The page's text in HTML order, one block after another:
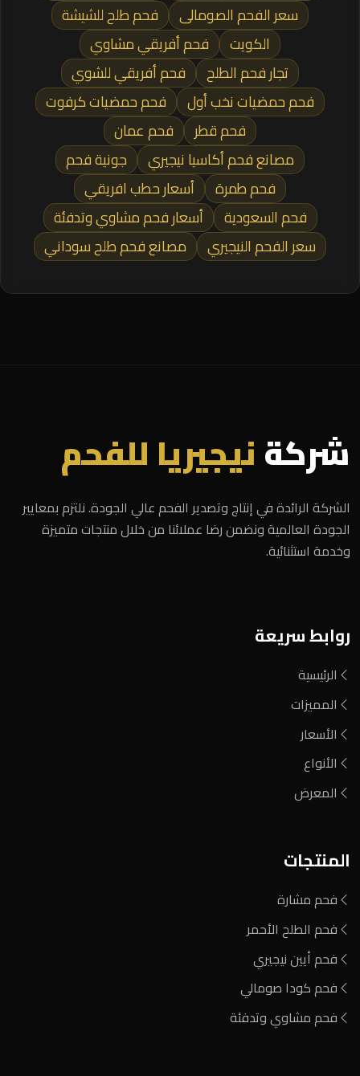
سعر الفحم الصومالى
فحم طلح للشيشة
الكويت
فحم أفريقي مشاوي
تجار فحم الطلح
فحم أفريقي للشوي
فحم حمضيات نخب أول
فحم حمضيات كرفوت
فحم قطر
فحم عمان
مصانع فحم أكاسيا نيجيري
جونية فحم
فحم طمرة
أسعار حطب افريقي
فحم السعودية
أسعار فحم مشاوي وتدفئة
سعر الفحم النيجيري
مصانع فحم طلح سوداني
شركةنيجيريا للفحم
الشركة الرائدة في إنتاج وتصدير الفحم عالي الجودة. نلتزم بمعايير
الجودة العالمية ونضمن رضا عملائنا من خلال منتجات متميزة
وخدمة استثنائية.
روابط سريعة
الرئيسية
المميزات
الأسعار
الأنواع
المعرض
المنتجات
فحم مشارة
فحم الطلح الأحمر
فحم أيين نيجيري
فحم كودا صومالي
فحم مشاوي وتدفئة